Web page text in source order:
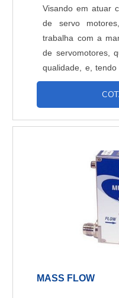
Visando em atuar
de servo
trabalha com a
de servomotores,
qualidade, e,
custo-benefício
aplicações
uma rotação
MASS FLOW